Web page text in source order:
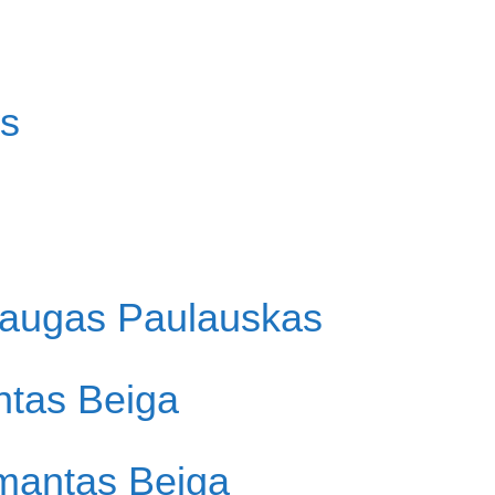
Paulauskas
Beiga
Beiga